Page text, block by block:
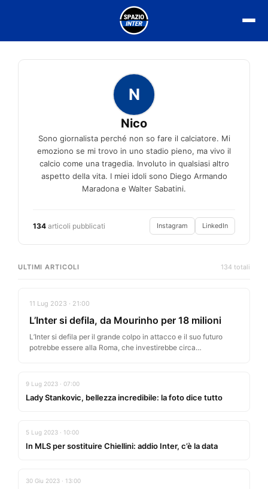
N
Nico
Sono giornalista perché non so fare il calciatore. Mi
emoziono se mi trovo in uno stadio pieno, ma vivo il
calcio come una tragedia. Involuto in qualsiasi altro
aspetto della vita. I miei idoli sono Diego Armando
Maradona e Walter Sabatini.
134 articoli pubblicati Instagram LinkedIn
ULTIMI ARTICOLI 134 totali
11 Lug 2023 · 21:00
L’Inter si defila, da Mourinho per 18 milioni
L’Inter si defila per il grande colpo in attacco e il suo futuro
potrebbe essere alla Roma, che investirebbe circa…
9 Lug 2023 · 07:00
Lady Stankovic, bellezza incredibile: la foto dice tutto
5 Lug 2023 · 10:00
In MLS per sostituire Chiellini: addio Inter, c’è la data
30 Giu 2023 · 13:00